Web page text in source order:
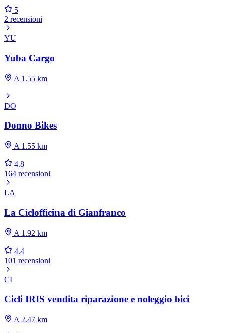
5
2 recensioni
YU
Yuba Cargo
A 1.55 km
DO
Donno Bikes
A 1.55 km
4.8
164 recensioni
LA
La Ciclofficina di Gianfranco
A 1.92 km
4.4
101 recensioni
CI
Cicli IRIS vendita riparazione e noleggio bici
A 2.47 km